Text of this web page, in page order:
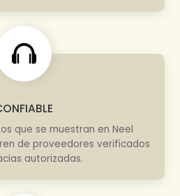
que se muestran en Neel
de proveedores verificados
autorizadas.